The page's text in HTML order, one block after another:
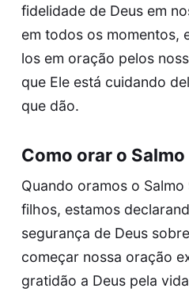
fidelidade de Deus em
em todos os momentos,
los em oração pelos
que Ele está cuidando
que dão.
Como orar o
Quando oramos o
filhos, estamos
segurança de Deus
começar nossa oração
gratidão a Deus pela